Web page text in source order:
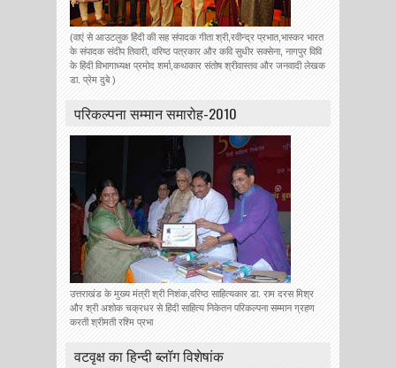
(वाएं से आउटलुक हिंदी की सह संपादक गीता श्री,रवीन्द्र प्रभात,भास्कर भारत
के संपादक संदीप तिवारी, वरिष्ठ पत्रकार और कवि सुधीर सक्सेना, नागपुर विवि
के हिंदी विभागाध्यक्ष प्रमोद शर्मा,कथाकार संतोष श्रीवास्तव और जनवादी लेखक
डा. प्रेम दुबे )
परिकल्पना सम्मान समारोह-2010
उत्तराखंड के मुख्य मंत्री श्री निशंक,वरिष्ठ साहित्यकार डा. राम दरस मिश्र
और श्री अशोक चक्रधर से हिंदी साहित्य निकेतन परिकल्पना सम्मान ग्रहण
करती श्रीमती रश्मि प्रभा
वटवृक्ष का हिन्दी ब्लॉग विशेषांक